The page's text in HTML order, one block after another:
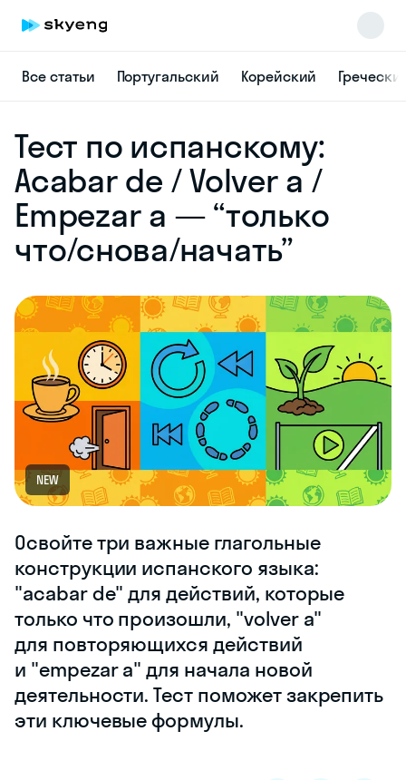
Все статьи Португальский Корейский
Тест по испанскому:
Acabar de / Volver a /
Empezar a — “только
что/снова/начать”
NEW
Освойте три важные глагольные
конструкции испанского языка:
"acabar de" для действий, которые
только что произошли, "volver a"
для повторяющихся действий
и "empezar a" для начала новой
деятельности. Тест поможет закрепить
эти ключевые формулы.
online